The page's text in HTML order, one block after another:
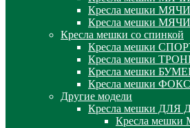
Кресла мешки МЯЧИ
Кресла мешки МЯЧИ
Кресла мешки со спинкой
Кресла мешки
Кресла мешки
Кресла мешки
Кресла мешки
Другие модели
Кресла мешки ДЛЯ
Кресла